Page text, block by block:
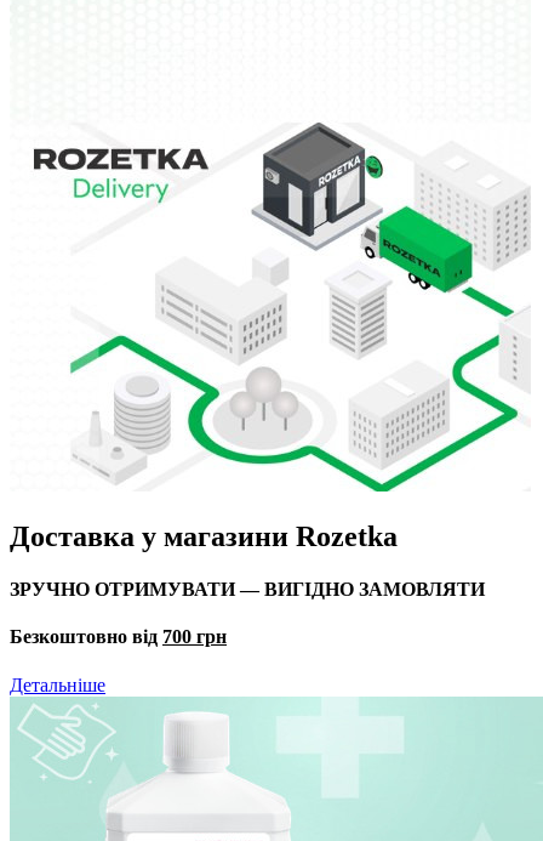
Доставка у магазини Rozetka
ЗРУЧНО ОТРИМУВАТИ — ВИГІДНО ЗАМОВЛЯТИ
Безкоштовно від 700 грн
Детальніше